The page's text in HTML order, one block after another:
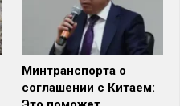
Минтранспорта о
соглашении с Китаем: